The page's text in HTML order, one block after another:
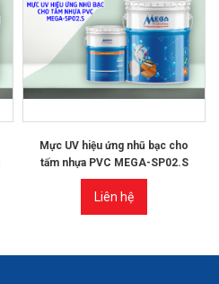
Mực UV hiệu ứng nhũ bạc cho
tấm nhựa PVC MEGA-SP02.S
Liên hệ